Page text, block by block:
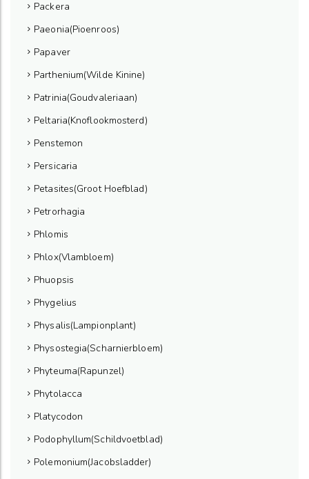
Packera
Paeonia(Pioenroos)
Papaver
Parthenium(Wilde Kinine)
Patrinia(Goudvaleriaan)
Peltaria(Knoflookmosterd)
Penstemon
Persicaria
Petasites(Groot Hoefblad)
Petrorhagia
Phlomis
Phlox(Vlambloem)
Phuopsis
Phygelius
Physalis(Lampionplant)
Physostegia(Scharnierbloem)
Phyteuma(Rapunzel)
Phytolacca
Platycodon
Podophyllum(Schildvoetblad)
Polemonium(Jacobsladder)